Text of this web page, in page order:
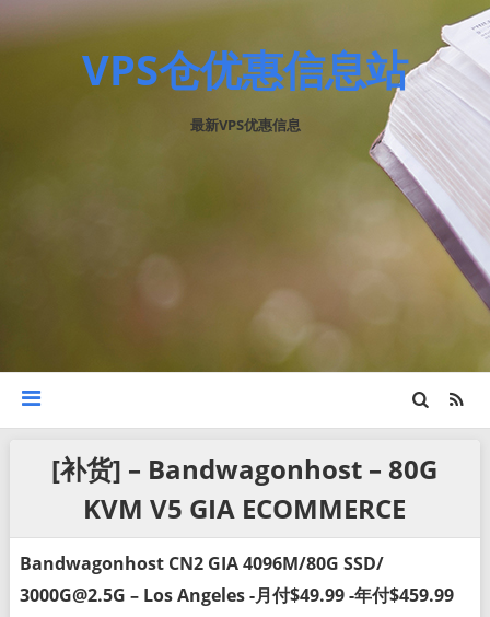
VPS仓优惠信息站
最新VPS优惠信息
[补货] – Bandwagonhost – 80G
KVM V5 GIA ECOMMERCE
Bandwagonhost CN2 GIA 4096M/80G SSD/
3000G@2.5G – Los Angeles -月付$49.99 -年付$459.99